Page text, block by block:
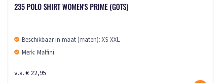
235 POLO SHIRT WOMEN'S PRIME (GOTS)
Beschikbaar in maat (maten): XS-XXL
Merk: Malfini
v.a. € 22,95